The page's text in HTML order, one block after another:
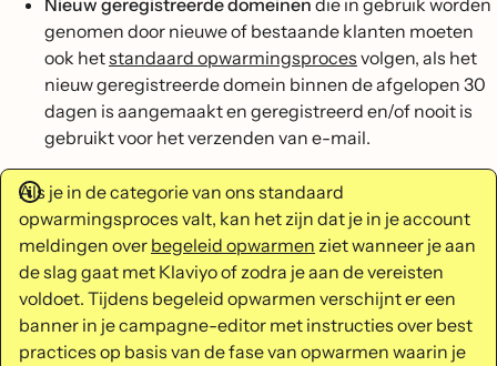
Nieuw geregistreerde domeinen die in gebruik worden
genomen door nieuwe of bestaande klanten moeten
ook hetstandaard opwarmingsproces volgen, als het
nieuw geregistreerde domein binnen de afgelopen 30
dagen is aangemaakt en geregistreerd en/of nooit is
gebruikt voor het verzenden van e-mail.
Als je in de categorie van ons standaard
opwarmingsproces valt, kan het zijn dat je in je account
meldingen over begeleid opwarmen ziet wanneer je aan
de slag gaat met Klaviyo of zodra je aan de vereisten
voldoet. Tijdens begeleid opwarmen verschijnt er een
banner in je campagne-editor met instructies over best
practices op basis van de fase van opwarmen waarin je